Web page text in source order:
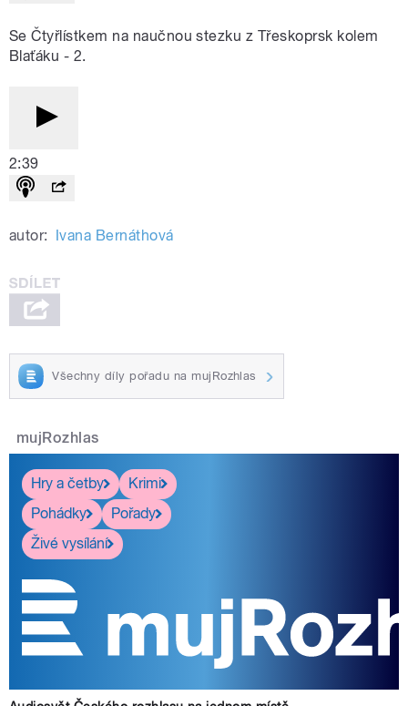
Se Čtyřlístkem na naučnou stezku z Třeskoprsk kolem
Blaťáku - 2.
2:39
autor: Ivana Bernáthová
Všechny díly pořadu na mujRozhlas
mujRozhlas
Hry a četby
Krimi
Pohádky
Pořady
Živé vysílání